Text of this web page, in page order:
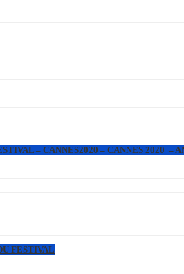
– CANNES2020 – CANNES 2020 –
FESTIVAL